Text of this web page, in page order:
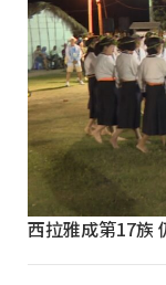
西拉雅成第17族